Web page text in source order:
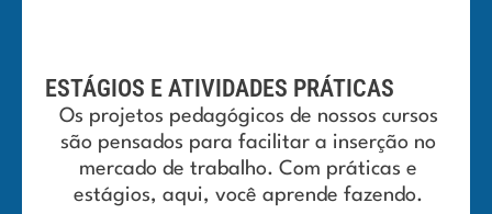
PRÁTICAS
de nossos cursos
facilitar a inserção no
Com práticas e
aprende fazendo.
mais tradicionais
Superior do
dedicação e